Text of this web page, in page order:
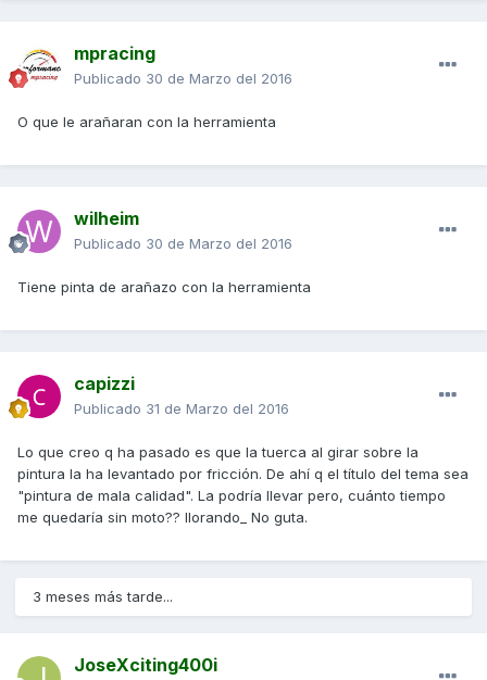
mpracing
Publicado 30 de Marzo del 2016
O que le arañaran con la herramienta
wilheim
Publicado 30 de Marzo del 2016
Tiene pinta de arañazo con la herramienta
capizzi
Publicado 31 de Marzo del 2016
Lo que creo q ha pasado es que la tuerca al girar sobre la
pintura la ha levantado por fricción. De ahí q el título del tema sea
"pintura de mala calidad". La podría llevar pero, cuánto tiempo
me quedaría sin moto?? llorando_ No guta.
3 meses más tarde...
JoseXciting400i